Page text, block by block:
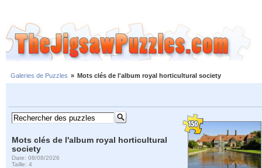
Galeries de Puzzles » Mots clés de l'album royal horticultural society
Mots clés de l'album royal horticultural
society
Date: 08/08/2026
Taille: 4